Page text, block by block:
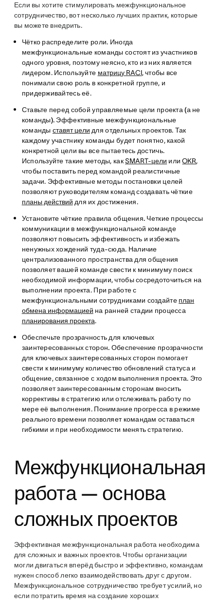
Если вы хотите стимулировать межфункциональное
сотрудничество, вот несколько лучших практик, которые
вы можете внедрить.
Чётко распределите роли. Иногда
межфункциональные команды состоят из участников
одного уровня, поэтому неясно, кто из них является
лидером. Используйте матрицу RACI, чтобы все
понимали свою роль в конкретной группе, и
придерживайтесь её.
Ставьте перед собой управляемые цели проекта (а не
команды). Эффективные межфункциональные
команды ставят цели для отдельных проектов. Так
каждому участнику команды будет понятно, какой
конкретной цели вы все пытаетесь достичь.
Используйте такие методы, какSMART-цели илиOKR,
чтобы поставить перед командой реалистичные
задачи. Эффективные методы постановки целей
позволяют руководителям команд создавать чёткие
планы действий для их достижения.
Установите чёткие правила общения. Четкие процессы
коммуникации в межфункциональной команде
позволяют повысить эффективность и избежать
ненужных хождений туда-сюда. Наличие
централизованного пространства для общения
позволяет вашей команде свести к минимуму поиск
необходимой информации, чтобы сосредоточиться на
выполнении проекта. При работе с
межфункциональными сотрудниками создайте план
обмена информацией на ранней стадии процесса
планирования проекта.
Обеспечьте прозрачность для ключевых
заинтересованных сторон. Обеспечение прозрачности
для ключевых заинтересованных сторон помогает
свести к минимуму количество обновлений статуса и
общение, связанное с ходом выполнения проекта. Это
позволяет заинтересованным сторонам вносить
коррективы в стратегию или отслеживать работу по
мере её выполнения. Понимание прогресса в режиме
реального времени позволяет командам оставаться
гибкими и при необходимости менять стратегию.
Межфункциональная
работа — основа
сложных проектов
Эффективная межфункциональная работа необходима
для сложных и важных проектов. Чтобы организации
могли двигаться вперёд быстро и эффективно, командам
нужен способ легко взаимодействовать друг с другом.
Межфункциональное сотрудничество требует усилий, но
если потратить время на создание хороших